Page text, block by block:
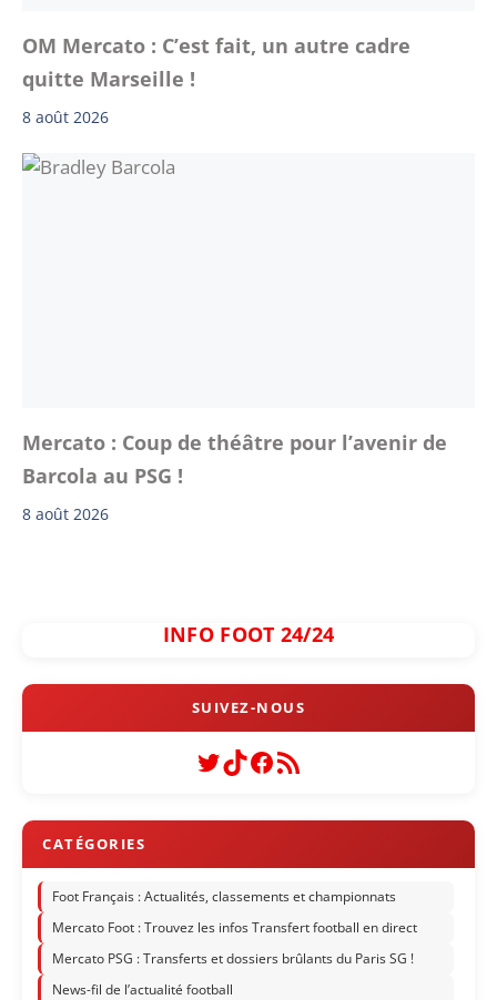
OM Mercato : C’est fait, un autre cadre
quitte Marseille !
8 août 2026
Mercato : Coup de théâtre pour l’avenir de
Barcola au PSG !
8 août 2026
INFO FOOT 24/24
Twitter
TikTok
Facebook
Flux RSS
Foot Français : Actualités, classements et championnats
Mercato Foot : Trouvez les infos Transfert football en direct
Mercato PSG : Transferts et dossiers brûlants du Paris SG !
News-fil de l’actualité football